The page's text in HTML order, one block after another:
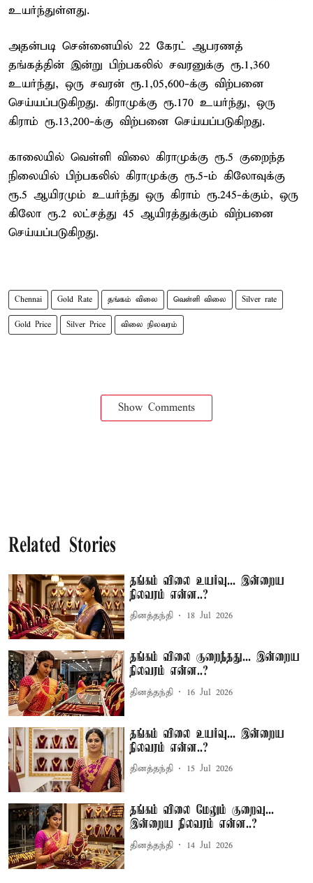
உயர்ந்துள்ளது.
அதன்படி சென்னையில் 22 கேரட் ஆபரணத்
தங்கத்தின் இன்று பிற்பகலில் சவரனுக்கு ரூ.1,360
உயர்ந்து, ஒரு சவரன் ரூ.1,05,600-க்கு விற்பனை
செய்யப்படுகிறது. கிராமுக்கு ரூ.170 உயர்ந்து, ஒரு
கிராம் ரூ.13,200-க்கு விற்பனை செய்யப்படுகிறது.
காலையில் வெள்ளி விலை கிராமுக்கு ரூ.5 குறைந்த
நிலையில் பிற்பகலில் கிராமுக்கு ரூ.5-ம் கிலோவுக்கு
ரூ.5 ஆயிரமும் உயர்ந்து ஒரு கிராம் ரூ.245-க்கும், ஒரு
கிலோ ரூ.2 லட்சத்து 45 ஆயிரத்துக்கும் விற்பனை
செய்யப்படுகிறது.
Chennai Gold Rate தங்கம் விலை வெள்ளி விலை Silver rate
Gold Price Silver Price விலை நிலவரம்
Show Comments
Related Stories
தங்கம் விலை உயர்வு... இன்றைய
நிலவரம் என்ன..?
தினத்தந்தி 18 Jul 2026
தங்கம் விலை குறைந்தது... இன்றைய
நிலவரம் என்ன..?
தினத்தந்தி 16 Jul 2026
தங்கம் விலை உயர்வு... இன்றைய
நிலவரம் என்ன..?
தினத்தந்தி 15 Jul 2026
தங்கம் விலை மேலும் குறைவு...
இன்றைய நிலவரம் என்ன..?
தினத்தந்தி 14 Jul 2026